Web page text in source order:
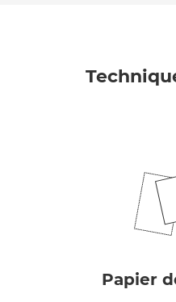
Papier